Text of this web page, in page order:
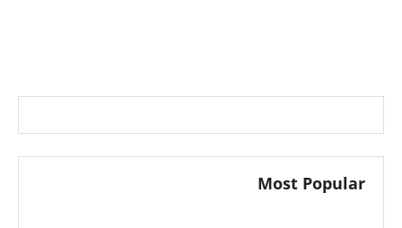
Most Popular